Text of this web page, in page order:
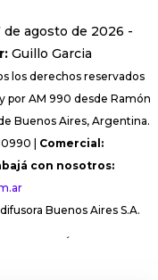
de agosto de 2026 -
Guillo Garcia
los derechos reservados
por AM 990 desde Ramón
Buenos Aires, Argentina.
| Comercial:
con nosotros:
Buenos Aires S.A.
´